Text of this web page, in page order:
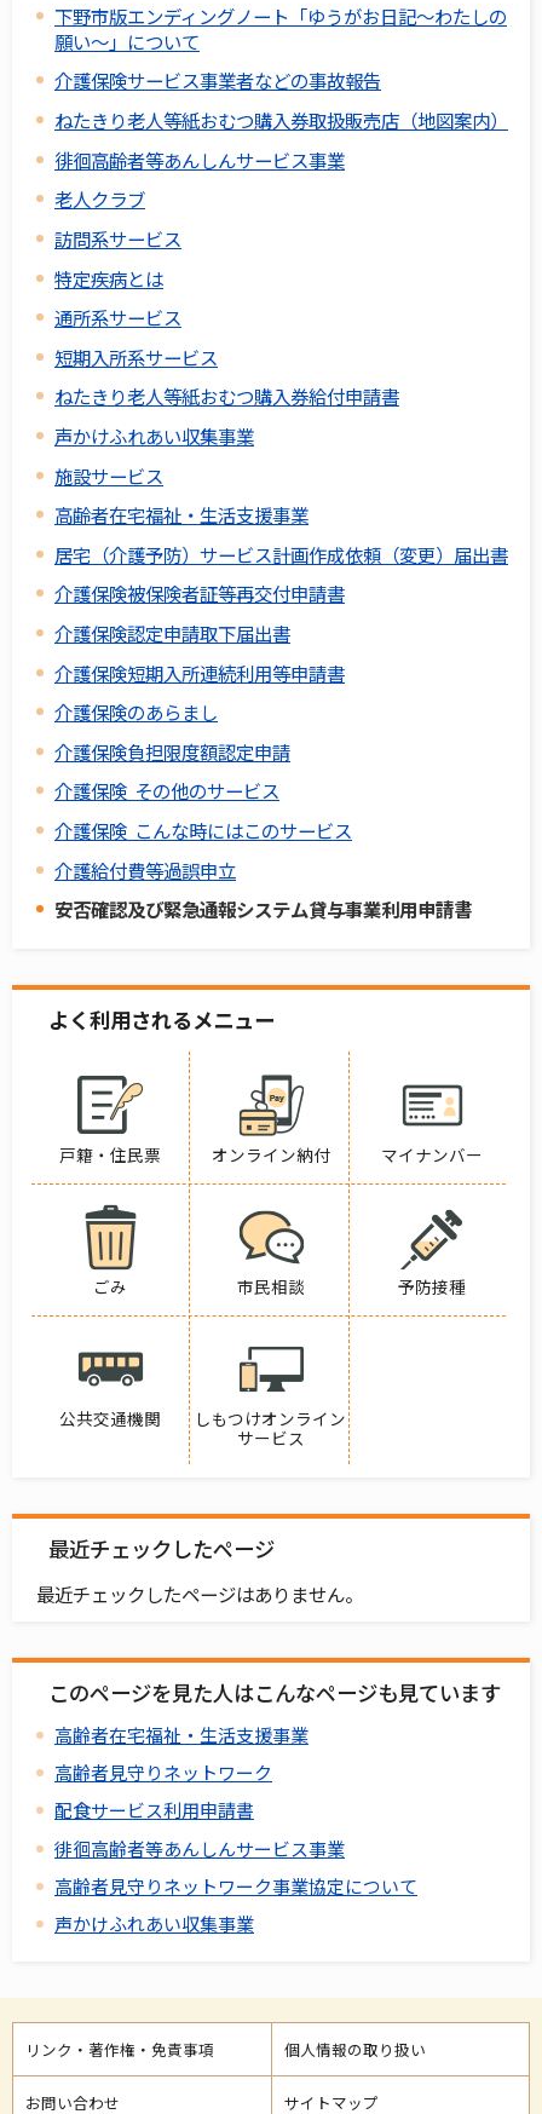
下野市版エンディングノート「ゆうがお日記～わたしの
願い～」について
介護保険サービス事業者などの事故報告
ねたきり老人等紙おむつ購入券取扱販売店（地図案内）
徘徊高齢者等あんしんサービス事業
老人クラブ
訪問系サービス
特定疾病とは
通所系サービス
短期入所系サービス
ねたきり老人等紙おむつ購入券給付申請書
声かけふれあい収集事業
施設サービス
高齢者在宅福祉・生活支援事業
居宅（介護予防）サービス計画作成依頼（変更）届出書
介護保険被保険者証等再交付申請書
介護保険認定申請取下届出書
介護保険短期入所連続利用等申請書
介護保険のあらまし
介護保険負担限度額認定申請
介護保険 その他のサービス
介護保険 こんな時にはこのサービス
介護給付費等過誤申立
安否確認及び緊急通報システム貸与事業利用申請書
よく利用されるメニュー
戸籍・住民票 オンライン納付 マイナンバー
ごみ 市民相談 予防接種
公共交通機関
しもつけオンライン
サービス
最近チェックしたページ
最近チェックしたページはありません。
このページを見た人はこんなページも見ています
高齢者在宅福祉・生活支援事業
高齢者見守りネットワーク
配食サービス利用申請書
徘徊高齢者等あんしんサービス事業
高齢者見守りネットワーク事業協定について
声かけふれあい収集事業
リンク・著作権・免責事項 個人情報の取り扱い
お問い合わせ サイトマップ